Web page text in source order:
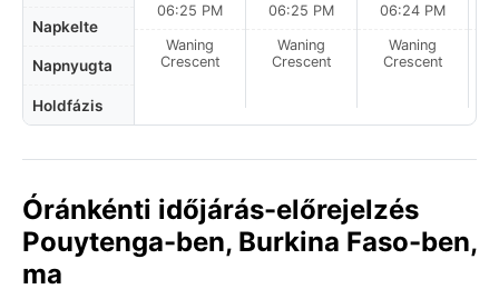
Napkelte
Napnyugta
Holdfázis
06:25 PM
Waning
Crescent
06:25 PM
Waning
Crescent
06:24 PM
Waning
Crescent
Óránkénti időjárás-előrejelzés
Pouytenga-ben, Burkina Faso-ben,
ma